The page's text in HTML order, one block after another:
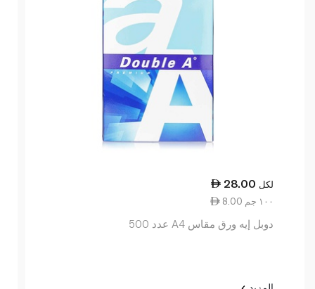
28.00 لكل
8.00 ١٠٠ جم
دوبل إيه ورق مقاس A4 عدد 500